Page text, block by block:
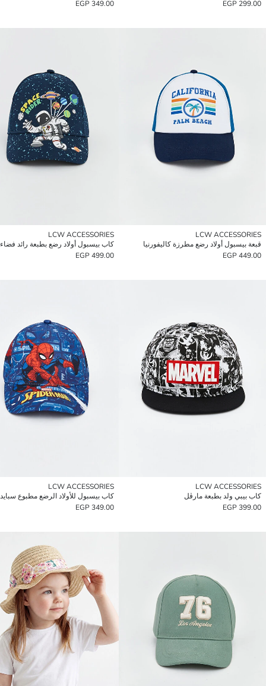
299.00 EGP
349.00 EGP
LCW ACCESSORIES
قبعة بيسبول أولاد رضع مطرزة كاليفورنيا
449.00 EGP
LCW ACCESSORIES
كاب بيسبول أولاد رضع بطبعة رائد فضاء
499.00 EGP
LCW ACCESSORIES
كاب بيبي ولد بطبعة مارڤل
399.00 EGP
LCW ACCESSORIES
كاب بيسبول للأولاد الرضع مطبوع
349.00 EGP